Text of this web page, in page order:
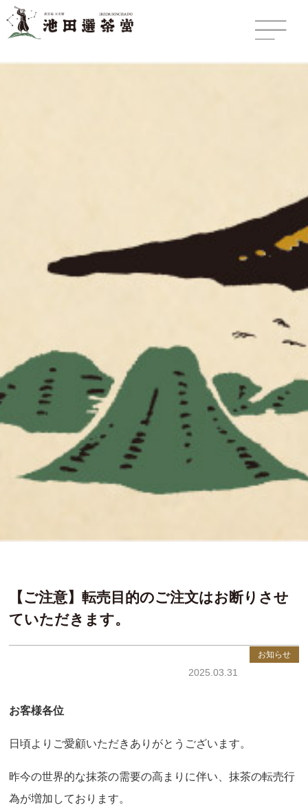
【ご注意】転売目的のご注文はお断りさせ
ていただきます。
お知らせ
2025.03.31
お客様各位
日頃よりご愛顧いただきありがとうございます。
昨今の世界的な抹茶の需要の高まりに伴い、抹茶の転売行
為が増加しております。